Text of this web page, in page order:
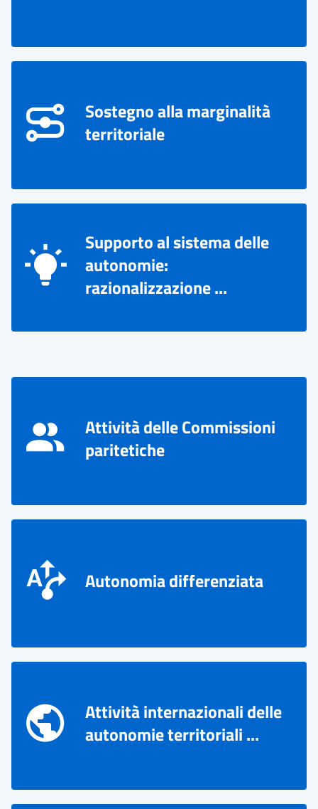
Sostegno alla marginalità
territoriale
Supporto al sistema delle
autonomie:
razionalizzazione ...
Attività delle Commissioni
paritetiche
Autonomia differenziata
Attività internazionali delle
autonomie territoriali ...